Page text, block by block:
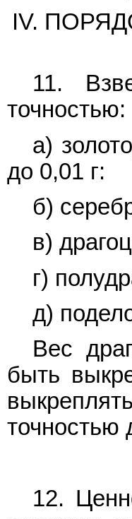
IV.
11.
точностью:
а)
до 0,01 г:
б)
в)
г)
д)
Вес
быть
точностью
12.